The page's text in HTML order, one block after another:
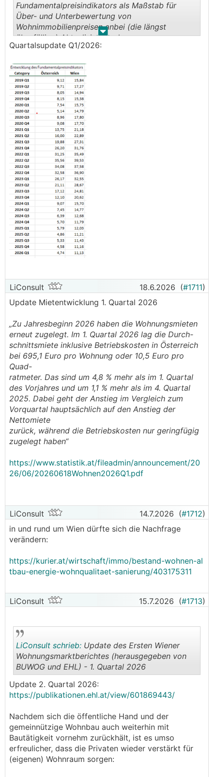
. .
Fundamentalpreisindikators als Maßstab für
Über- und Unterbewertung von
Wohnimmobilienpreisen anbei (die längst
überfällige) Aktualisierung des
Fundamentalpreisindikators per Q2/2024. Die
für Gesamt-Österreich im April 2022 von 35%
liegt aktuell bei 6,7%:
Quartalsupdate Q1/2026:
LiConsult 18.6.2026 (#1711)
Update Mietentwicklung 1. Quartal 2026
„Zu Jahresbeginn 2026 haben die Wohnungsmieten
erneut zugelegt. Im 1. Quartal 2026 lag die Durch-
schnittsmiete inklusive Betriebskosten in Österreich
bei 695,1 Euro pro Wohnung oder 10,5 Euro pro
Quad-
ratmeter. Das sind um 4,8 % mehr als im 1. Quartal
des Vorjahres und um 1,1 % mehr als im 4. Quartal
2025. Dabei geht der Anstieg im Vergleich zum
Vorquartal hauptsächlich auf den Anstieg der
Nettomiete
zurück, während die Betriebskosten nur geringfügig
zugelegt haben“
https://www.statistik.at/fileadmin/announcement/20
26/06/20260618Wohnen2026Q1.pdf
LiConsult 14.7.2026 (#1712)
in und rund um Wien dürfte sich die Nachfrage
verändern:
https://kurier.at/wirtschaft/immo/bestand-wohnen-al
tbau-energie-wohnqualitaet-sanierung/403175311
LiConsult 15.7.2026 (#1713)
.
LiConsult schrieb: Update des Ersten Wiener
Wohnungsmarktberichtes (herausgegeben von
BUWOG und EHL) - 1. Quartal 2026
Update 2. Quartal 2026:
https://publikationen.ehl.at/view/601869443/
Nachdem sich die öffentliche Hand und der
gemeinnützige Wohnbau auch weiterhin mit
Bautätigkeit vornehm zurückhält, ist es umso
erfreulicher, dass die Privaten wieder verstärkt für
(eigenen) Wohnraum sorgen: